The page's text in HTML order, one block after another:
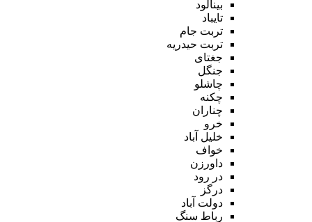
بینالود
تایباد
تربت جام
تربت حیدریه
جغتای
جنگل
چاشلو
چکنه
چناران
خرو
خلیل آباد
خواف
داورزن
در رود
درگز
دولت آباد
رباط سنگ